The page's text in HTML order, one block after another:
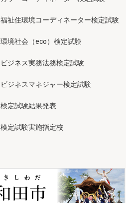
福祉住環境コーディネーター検定試験
環境社会（eco）検定試験
ビジネス実務法務検定試験
ビジネスマネジャー検定試験
検定試験結果発表
検定試験実施指定校